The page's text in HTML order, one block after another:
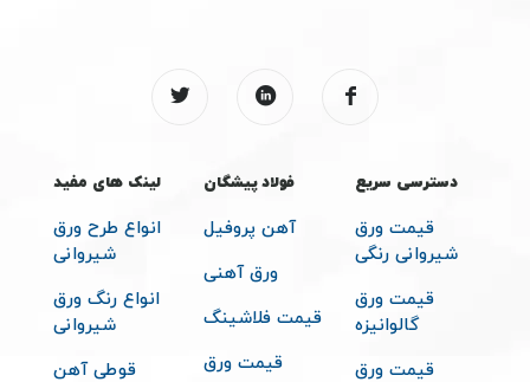
دسترسی سریع
قیمت ورق
شیروانی رنگی
قیمت ورق
گالوانیزه
قیمت ورق
فولاد پیشگان
آهن پروفیل
ورق آهنی
قیمت فلاشینگ
قیمت ورق
لینک های مفید
انواع طرح ورق
شیروانی
انواع رنگ ورق
شیروانی
قوطی آهن